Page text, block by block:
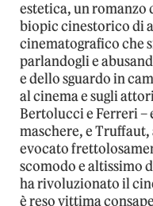
estetica, un romanzo
biopic cinestorico di
cinematografico che
parlandogli e
e dello sguardo in
al cinema e sugli
Bertolucci e Ferreri –
maschere, e
evocato
scomodo e altissimo
ha rivoluzionato il
è reso vittima